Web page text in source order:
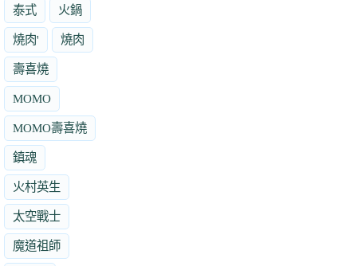
泰式 火鍋
燒肉' 燒肉
壽喜燒
MOMO
MOMO壽喜燒
鎮魂
火村英生
太空戰士
魔道祖師